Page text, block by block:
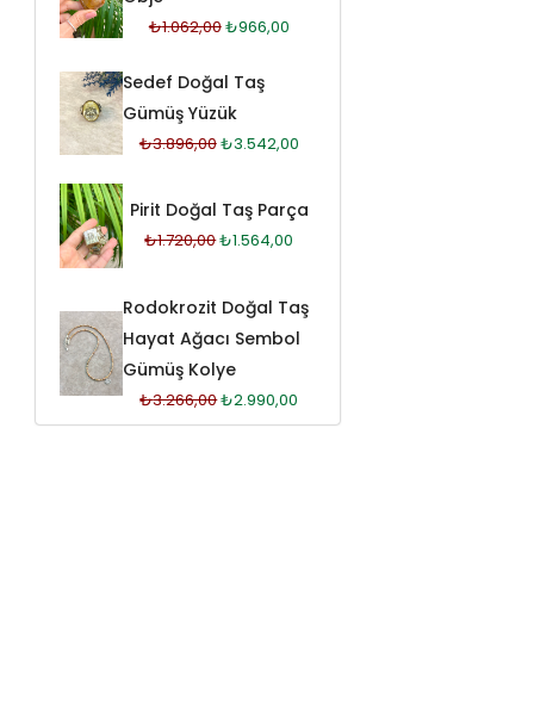
₺1.062,00₺966,00
Sedef Doğal Taş
Gümüş Yüzük
₺3.896,00₺3.542,00
Pirit Doğal Taş Parça
₺1.720,00₺1.564,00
Rodokrozit Doğal Taş
Hayat Ağacı Sembol
Gümüş Kolye
₺3.266,00₺2.990,00